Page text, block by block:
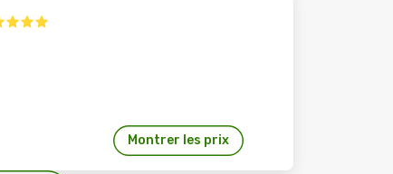
Montrer les prix